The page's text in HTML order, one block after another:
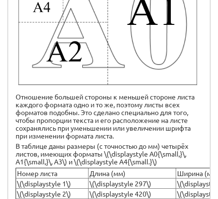
Отношение большей стороны к меньшей стороне листа
каждого формата одно и то же, поэтому листы всех
форматов подобны. Это сделано специально для того,
чтобы пропорции текста и его расположение на листе
сохранялись при уменьшении или увеличении шрифта
при изменении формата листа.
В таблице даны размеры (с точностью до мм) четырёх
листов, имеющих форматы \(\displaystyle А0{\small,}\,
А1{\small,}\, А3\) и \(\displaystyle А4{\small.}\)
Номер листа
Длина (мм)
Ширина
\(\displaystyle 1\)
\(\displaystyle 297\)
\(\displaystyle 2\)
\(\displaystyle 420\)